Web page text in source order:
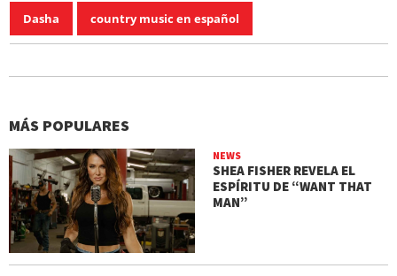
Dasha country music en español
MÁS POPULARES
NEWS
SHEA FISHER REVELA EL
ESPÍRITU DE “WANT THAT
MAN”